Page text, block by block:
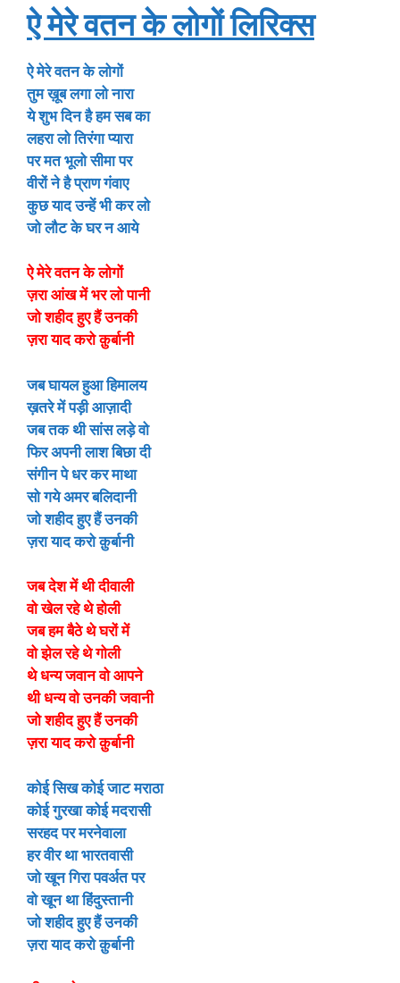
ऐ मेरे वतन के लोगों लिरिक्स
ऐ मेरे वतन के लोगों
तुम ख़ूब लगा लो नारा
ये शुभ दिन है हम सब का
लहरा लो तिरंगा प्यारा
पर मत भूलो सीमा पर
वीरों ने है प्राण गंवाए
कुछ याद उन्हें भी कर लो
जो लौट के घर न आये
ऐ मेरे वतन के लोगों
ज़रा आंख में भर लो पानी
जो शहीद हुए हैं उनकी
ज़रा याद करो क़ुर्बानी
जब घायल हुआ हिमालय
ख़तरे में पड़ी आज़ादी
जब तक थी सांस लड़े वो
फिर अपनी लाश बिछा दी
संगीन पे धर कर माथा
सो गये अमर बलिदानी
जो शहीद हुए हैं उनकी
ज़रा याद करो क़ुर्बानी
जब देश में थी दीवाली
वो खेल रहे थे होली
जब हम बैठे थे घरों में
वो झेल रहे थे गोली
थे धन्य जवान वो आपने
थी धन्य वो उनकी जवानी
जो शहीद हुए हैं उनकी
ज़रा याद करो क़ुर्बानी
कोई सिख कोई जाट मराठा
कोई गुरखा कोई मदरासी
सरहद पर मरनेवाला
हर वीर था भारतवासी
जो खून गिरा पवर्अत पर
वो खून था हिंदुस्तानी
जो शहीद हुए हैं उनकी
ज़रा याद करो क़ुर्बानी